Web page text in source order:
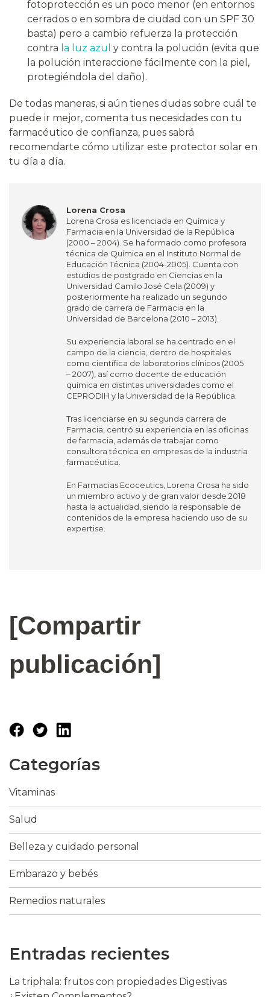
fotoprotección es un poco menor (en entornos
cerrados o en sombra de ciudad con un SPF 30
basta) pero a cambio refuerza la protección
contra la luz azul y contra la polución (evita que
la polución interaccione fácilmente con la piel,
protegiéndola del daño).
De todas maneras, si aún tienes dudas sobre cuál te
puede ir mejor, comenta tus necesidades con tu
farmacéutico de confianza, pues sabrá
recomendarte cómo utilizar este protector solar en
tu día a día.
Lorena Crosa
Lorena Crosa es licenciada en Química y
Farmacia en la Universidad de la República
(2000 – 2004). Se ha formado como profesora
técnica de Química en el Instituto Normal de
Educación Técnica (2004-2005). Cuenta con
estudios de postgrado en Ciencias en la
Universidad Camilo José Cela (2009) y
posteriormente ha realizado un segundo
grado de carrera de Farmacia en la
Universidad de Barcelona (2010 – 2013).
Su experiencia laboral se ha centrado en el
campo de la ciencia, dentro de hospitales
como científica de laboratorios clínicos (2005
– 2007), así como docente de educación
química en distintas universidades como el
CEPRODIH y la Universidad de la República.
Tras licenciarse en su segunda carrera de
Farmacia, centró su experiencia en las oficinas
de farmacia, además de trabajar como
consultora técnica en empresas de la industria
farmacéutica.
En Farmacias Ecoceutics, Lorena Crosa ha sido
un miembro activo y de gran valor desde 2018
hasta la actualidad, siendo la responsable de
contenidos de la empresa haciendo uso de su
expertise.
[Compartir
publicación]
Categorías
Vitaminas
Salud
Belleza y cuidado personal
Embarazo y bebés
Remedios naturales
Entradas recientes
La triphala: frutos con propiedades Digestivas